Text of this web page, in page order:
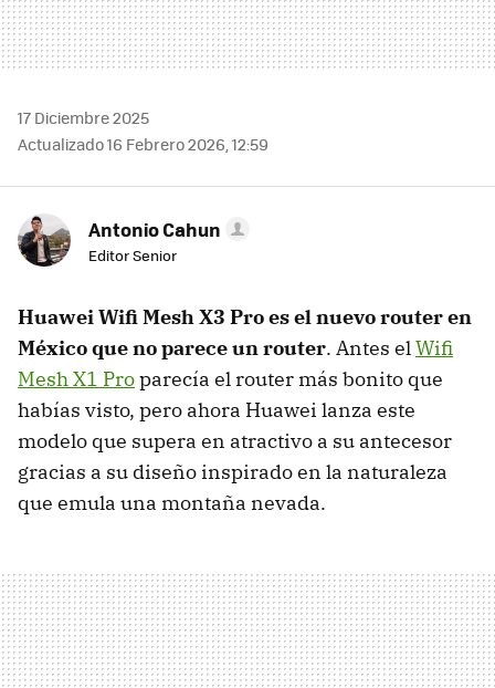
17 Diciembre 2025
Actualizado 16 Febrero 2026, 12:59
Antonio Cahun
Editor Senior
Huawei Wifi Mesh X3 Pro es el nuevo router en
México que no parece un router. Antes elWifi
Mesh X1 Proparecía el router más bonito que
habías visto, pero ahora Huawei lanza este
modelo que supera en atractivo a su antecesor
gracias a su diseño inspirado en la naturaleza
que emula una montaña nevada.